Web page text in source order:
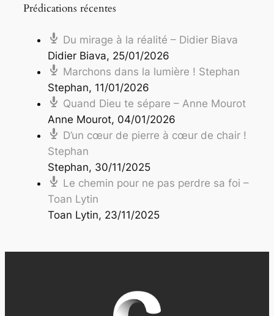
Prédications récentes
Du mirage à la réalité – Didier Biava
Didier Biava, 25/01/2026
Marchons dans la lumière ! Stephan
Stephan, 11/01/2026
Quand Dieu te sépare – Anne Mourot
Anne Mourot, 04/01/2026
D’un cœur de pierre à cœur de chair !
Stephan
Stephan, 30/11/2025
Le chemin pour ne pas perdre sa foi –
Toan Lytin
Toan Lytin, 23/11/2025